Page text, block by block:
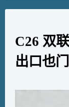
C26 双
出口也